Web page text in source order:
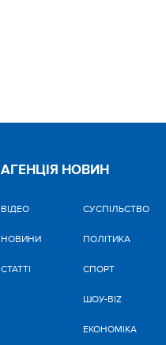
АГЕНЦІЯ НОВИН
ВІДЕО
НОВИНИ
СТАТТІ
CУСПІЛЬСТВО
ПОЛІТИКА
СПОРТ
ШОУ-BIZ
ЕКОНОМІКА